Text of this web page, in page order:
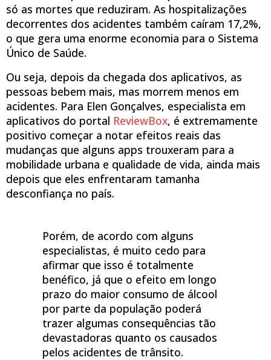
só as mortes que reduziram. As hospitalizações
decorrentes dos acidentes também caíram 17,2%,
o que gera uma enorme economia para o Sistema
Único de Saúde.
Ou seja, depois da chegada dos aplicativos, as
pessoas bebem mais, mas morrem menos em
acidentes. Para Elen Gonçalves, especialista em
aplicativos do portal ReviewBox, é extremamente
positivo começar a notar efeitos reais das
mudanças que alguns apps trouxeram para a
mobilidade urbana e qualidade de vida, ainda mais
depois que eles enfrentaram tamanha
desconfiança no país.
Porém, de acordo com alguns
especialistas, é muito cedo para
afirmar que isso é totalmente
benéfico, já que o efeito em longo
prazo do maior consumo de álcool
por parte da população poderá
trazer algumas consequências tão
devastadoras quanto os causados
pelos acidentes de trânsito.